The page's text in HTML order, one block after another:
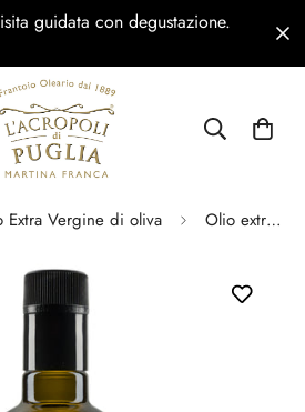
con degustazione.
Extra Vergine di oliva Olio extravergine di oliva Vivace Anti-rabbocco 500 ml